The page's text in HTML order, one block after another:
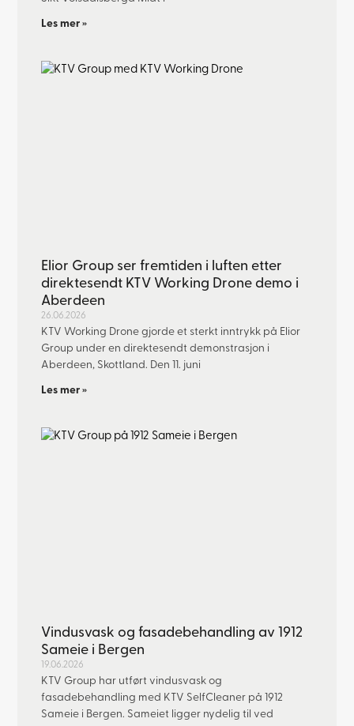
Les mer »
Elior Group ser fremtiden i luften etter
direktesendt KTV Working Drone demo i
Aberdeen
26.06.2026
KTV Working Drone gjorde et sterkt inntrykk på Elior
Group under en direktesendt demonstrasjon i
Aberdeen, Skottland. Den 11. juni
Les mer »
Vindusvask og fasadebehandling av 1912
Sameie i Bergen
19.06.2026
KTV Group har utført vindusvask og
fasadebehandling med KTV SelfCleaner på 1912
Sameie i Bergen. Sameiet ligger nydelig til ved